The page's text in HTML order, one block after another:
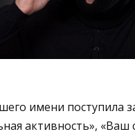
имени поступила
активность», «Ваш